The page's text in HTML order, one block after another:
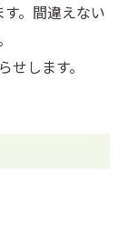
。間違えない
せします。